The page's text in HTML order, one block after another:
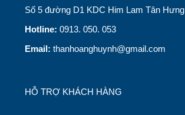
Số 5 đường D1 KDC Him Lam Tân Hưng
Hotline: 0913. 050. 053
Email: thanhoanghuynh@gmail.com
HỖ TRỢ KHÁCH HÀNG